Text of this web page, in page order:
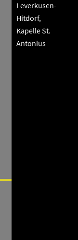
Leverkusen-
Hitdorf,
Kapelle St.
Antonius